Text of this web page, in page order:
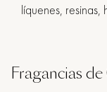
líquenes, resinas,
Fragancias